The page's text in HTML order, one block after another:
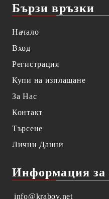
Бързи връзки
Начало
Вход
Регистрация
Купи на изплащане
За Нас
Контакт
Търсене
Лични Данни
Информация за
info@krabov.net